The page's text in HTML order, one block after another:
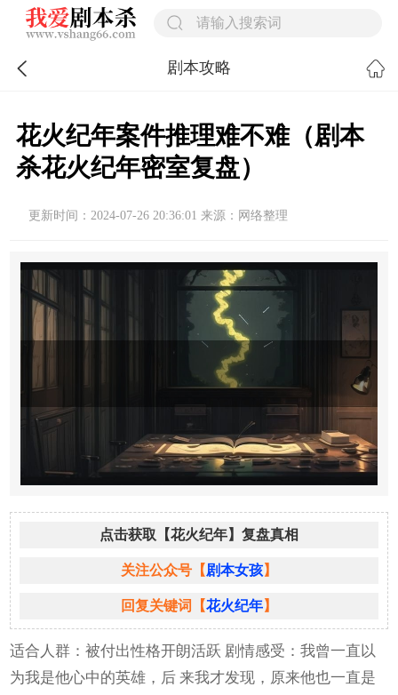
剧本攻略
花火纪年案件推理难不难（剧本
杀花火纪年密室复盘）
更新时间：2024-07-26 20:36:01 来源：网络整理
点击获取【花火纪年】复盘真相
关注公众号【剧本女孩】
回复关键词【花火纪年】
适合人群：被付出性格开朗活跃 剧情感受：我曾一直以
为我是他心中的英雄，后 来我才发现，原来他也一直是